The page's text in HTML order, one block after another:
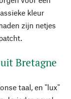
kleur
zijn netjes
Bretagne
taal, en "lux"